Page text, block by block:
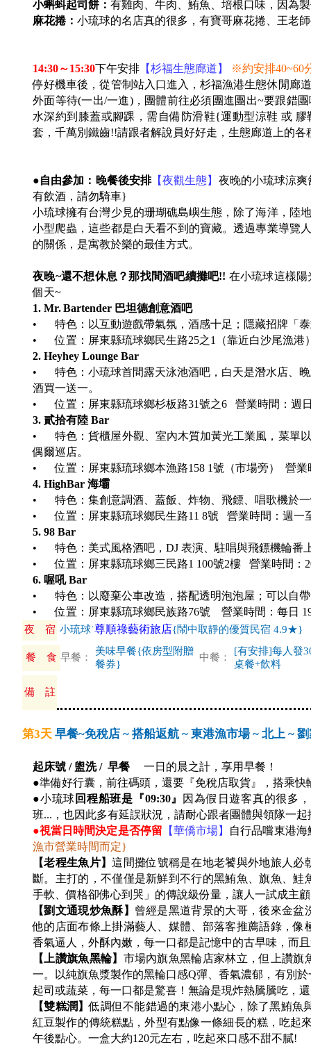
小蝌蚪起司餅： 有雞肉、牛肉、鮪魚、培根口味，因為
麻花捲： 小琉球的名店真的很多，有寶哥麻花捲、王老
14:30～15:30下午安排 【杉福生態廊道】
※約安排40~60
停好機車後，從管制站入口進入，杉福漁港生態休閒廊
外面等待(一出/一進)，團體前往必須團進團出~要跟錯
水深約到膝蓋或腳踝，需自備防滑鞋{運動型涼鞋 或
套，千萬別鐵齒!!請跟者解說員好好走，生態廊道上的
●自由參加：晚餐後安排【夜觀生態】 夜晚的小琉球涼
有飲酒，請勿騎車}
小琉球擁有台灣少見的珊瑚礁島嶼生態，除了海洋，陸
小型爬蟲，這些都是白天看不到的寶藏。透過專業導覽
的關係，是寓教於樂的最佳方式。
夜晚~還不想休息？那找間酒吧續攤吧!! 在小琉球這樣
個天~
1. Mr. Bartender 巴坦德創意酒吧
•
特色：以互動遊戲帶氣氛，酒感十足；隱藏招牌「
•
位置：屏東縣琉球鄉民生路25之1（靠近白沙尾漁港
2. Heyhey Lounge Bar
•
特色：小琉球首間露天泳池酒吧，白天是潛水店、
酒買一送一。
•
位置：屏東縣琉球鄉杉板路31號之6 營業時間：週
3. 貳拾有陸 Bar
•
特色：貨櫃屋外觀、室內木質加黃光工業風，菜單
偶爾巡店。
•
位置：屏東縣琉球鄉本漁路158 1號（市場旁） 營業
4. HighBar 海壩
•
特色：集創意調酒、蓋飯、炸物、飛鏢、唱歌機於
•
位置：屏東縣琉球鄉民生路11 8號 營業時間：週一
5. 98 Bar
•
特色：美式風格酒吧，DJ 表演、駐唱與飛鏢機輪番
•
位置：屏東縣琉球鄉三民路1 100號2樓 營業時間：
6. 喔吼 Bar
•
特色：以廢棄公車改造，搭配透明泡泡屋；可以自
•
位置：屏東縣琉球鄉民族路76號 營業時間：每日
夜 宿 小琉球˙尊順祿藝術旅店{鬧中取靜的優質民宿 4.9★}
餐 食 早餐：
美味早餐{依房型附贈
餐券}
中餐：
[有安排]每人發
桌餐+飲料
備 註
第3天 早餐~免稅店 ~ 搭船返航 ~ 東港漁市場 ~ 北上 ~
起床號 / 盥洗 / 早餐 一日的晨之計，享用早餐！
●準備好行囊，前往碼頭，還要『免稅店取貨』，搭乘
●小琉球 回程船班是『09:30』
因為假日遊客真的很多
班...，也因此多有延誤狀況，請耐心跟者團體與領隊一
●視當日時間決定是否停留 【華僑市場】
自行品嚐東港海
漁市營業時間而定}
【老程生魚片】這間攤位號稱是在地老饕與外地旅人必
斷。主打的，不僅僅是新鮮到不行的黑鮪魚、旗魚、
手軟、價格卻佛心到哭」的傳說級份量，讓人一試成主
【劉文通現炒魚酥】 曾經是黑道背景的大哥，後來金盆
他的店面布條上掛滿藝人、媒體、部落客推薦語錄，
香氣逼人，外酥內嫩，每一口都是記憶中的古早味，而
【上讚旗魚黑輪】 市場內旗魚黑輪店家林立，但上讚旗
一。以純旗魚漿製作的黑輪口感Q彈、香氣濃郁，有別
起司或蔬菜，每一口都是驚喜！無論是現炸熱騰騰吃，
【雙糕潤】低調但不能錯過的東港小點心，除了黑鮪
紅豆製作的傳統糕點，外型有點像一條細長的糕，吃起
午後點心。一盒大約120元左右，吃起來口感不甜不膩!